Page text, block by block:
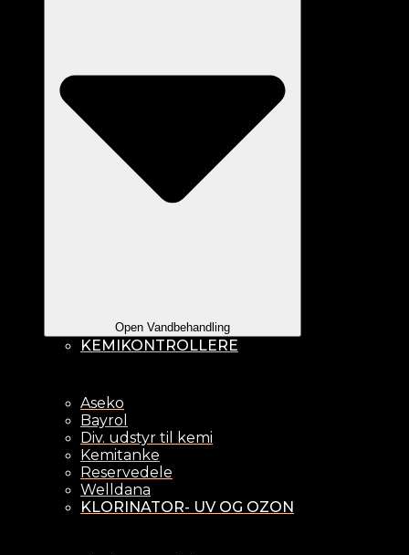
Open Vandbehandling
KEMIKONTROLLERE
Aseko
Bayrol
Div. udstyr til kemi
Kemitanke
Reservedele
Welldana
KLORINATOR- UV OG OZON